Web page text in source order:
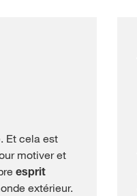
Et cela est
motiver et
esprit
extérieur.